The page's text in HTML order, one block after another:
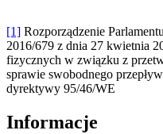
[1] Rozporządzenie
2016/679 z dnia 27 kwietnia
fizycznych w związku z
sprawie swobodnego
dyrektywy 95/46/WE
Informacje